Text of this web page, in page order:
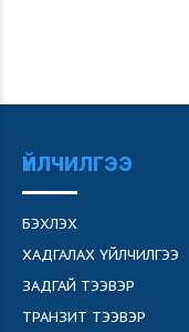
ҮЙЛЧИЛГЭЭ
БЭХЛЭХ
ХАДГАЛАХ ҮЙЛЧИЛГЭЭ
ЗАДГАЙ ТЭЭВЭР
ТРАНЗИТ ТЭЭВЭР